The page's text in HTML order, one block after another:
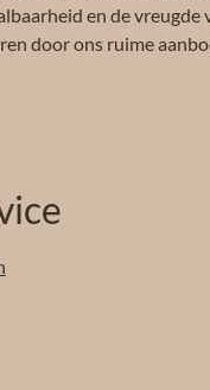
en de
door ons ruime